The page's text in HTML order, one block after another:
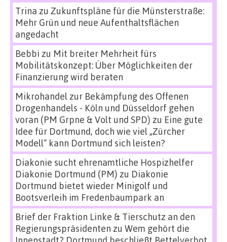
Trina zu Zukunftspläne für die Münsterstraße:
Mehr Grün und neue Aufenthaltsflächen
angedacht
Bebbi zu Mit breiter Mehrheit fürs
Mobilitätskonzept: Über Möglichkeiten der
Finanzierung wird beraten
Mikrohandel zur Bekämpfung des Offenen
Drogenhandels - Köln und Düsseldorf gehen
voran (PM Grpne & Volt und SPD) zu Eine gute
Idee für Dortmund, doch wie viel „Zürcher
Modell“ kann Dortmund sich leisten?
Diakonie sucht ehrenamtliche Hospizhelfer
Diakonie Dortmund (PM) zu Diakonie
Dortmund bietet wieder Minigolf und
Bootsverleih im Fredenbaumpark an
Brief der Fraktion Linke & Tierschutz an den
Regierungspräsidenten zu Wem gehört die